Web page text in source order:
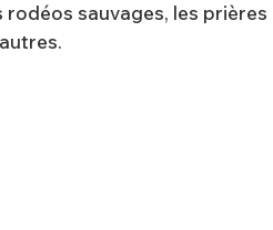
sauvages, les prières